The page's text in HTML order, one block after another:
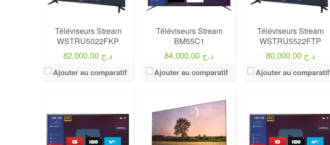
Téléviseurs Stream
WSTRU5022FKP
82,000.00 د.ج
Ajouter au comparatif
Téléviseurs Stream
BM55C1
84,000.00 د.ج
Ajouter au comparatif
Téléviseurs Stream
WSTRU5522FTP
80,000.00 د.ج
Ajouter au comparatif